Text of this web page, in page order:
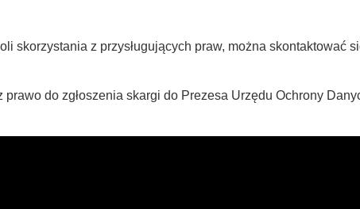
skorzystania z przysługujących praw, można skontaktować
do zgłoszenia skargi do Prezesa Urzędu Ochrony